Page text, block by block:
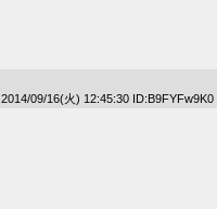
2014/09/16(火) 12:45:30 ID:B9FYFw9K0